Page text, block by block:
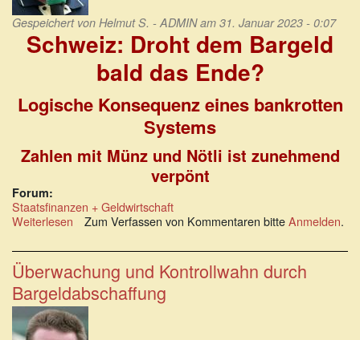
Gespeichert von Helmut S. - ADMINam 31. Januar 2023 - 0:07
Schweiz: Droht dem Bargeld
bald das Ende?
Logische Konsequenz eines bankrotten
Systems
Zahlen mit Münz und Nötli ist zunehmend
verpönt
Forum:
Staatsfinanzen + Geldwirtschaft
Weiterlesen über
Droht
dem
Bargeld
bald
das
Ende?
Zum Verfassen von Kommentaren bitteAnmelden.
Überwachung und Kontrollwahn durch
Bargeldabschaffung